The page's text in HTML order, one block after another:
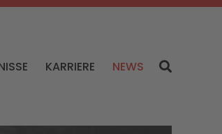
KARRIERE NEWS